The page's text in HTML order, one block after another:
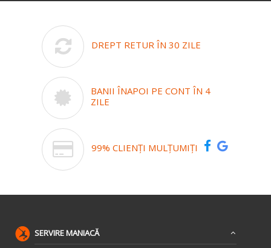
DREPT RETUR ÎN 30 ZILE
BANII ÎNAPOI PE CONT ÎN 4
ZILE
99% CLIENȚI MULȚUMIȚI
SERVIRE MANIACĂ